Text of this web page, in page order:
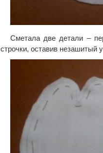
Сметала две детали –
строчки, оставив незашитый